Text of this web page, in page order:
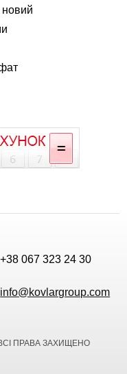
+38 067 323 24 30
info@kovlargroup.com
ВСІ ПРАВА ЗАХИЩЕНО